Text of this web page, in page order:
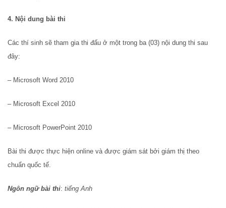
4. Nội dung bài thi
Các thí sinh sẽ tham gia thi đấu ở một trong ba (03) nội dung thi sau
đây:
– Microsoft Word 2010
– Microsoft Excel 2010
– Microsoft PowerPoint 2010
Bài thi được thực hiện online và được giám sát bởi giám thị theo
chuẩn quốc tế.
Ngôn ngữ bài thi: tiếng Anh